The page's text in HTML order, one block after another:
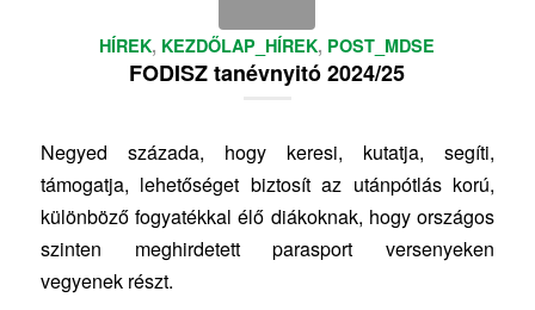
HÍREK, KEZDŐLAP_HÍREK, POST_MDSE
FODISZ tanévnyitó 2024/25
Negyed százada, hogy keresi, kutatja, segíti,
támogatja, lehetőséget biztosít az utánpótlás korú,
különböző fogyatékkal élő diákoknak, hogy országos
szinten meghirdetett parasport versenyeken
vegyenek részt.